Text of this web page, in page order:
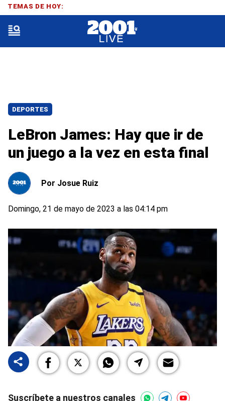
DEPORTES
LeBron James: Hay que ir de
un juego a la vez en esta final
Por Josue Ruiz
Domingo, 21 de mayo de 2023 a las 04:14 pm
Suscríbete a nuestros canales
TEMAS DE HOY: